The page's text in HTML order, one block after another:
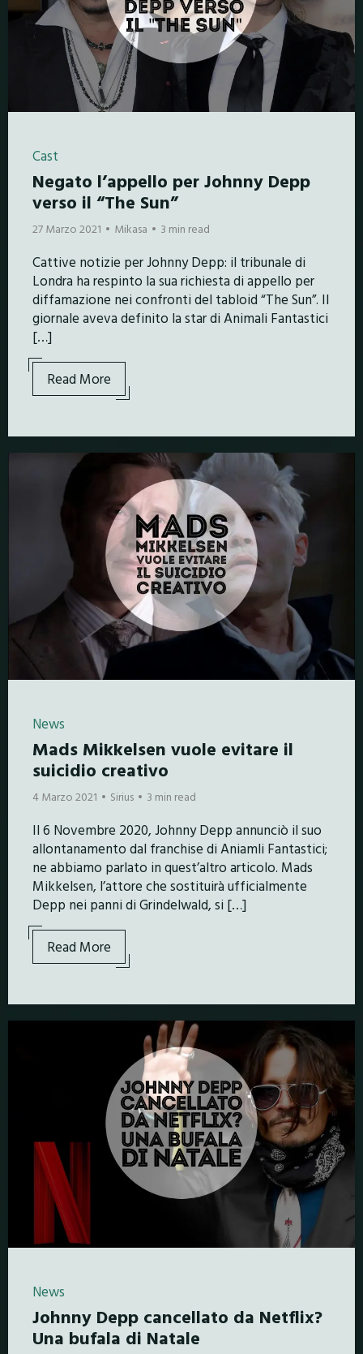
Cast
Negato l’appello per Johnny Depp
verso il “The Sun”
27 Marzo 2021 Mikasa 3 min read
Cattive notizie per Johnny Depp: il tribunale di
Londra ha respinto la sua richiesta di appello per
diffamazione nei confronti del tabloid “The Sun”. Il
giornale aveva definito la star di Animali Fantastici
[…]
Read More
News
Mads Mikkelsen vuole evitare il
suicidio creativo
4 Marzo 2021 Sirius 3 min read
Il 6 Novembre 2020, Johnny Depp annunciò il suo
allontanamento dal franchise di Aniamli Fantastici;
ne abbiamo parlato in quest’altro articolo. Mads
Mikkelsen, l’attore che sostituirà ufficialmente
Depp nei panni di Grindelwald, si […]
Read More
News
Johnny Depp cancellato da Netflix?
Una bufala di Natale